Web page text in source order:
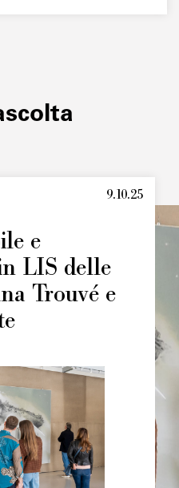
9.10.25
e
LIS delle
Trouvé e